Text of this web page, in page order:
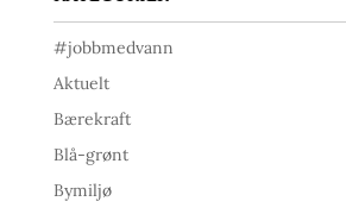
#jobbmedvann
Aktuelt
Bærekraft
Blå-grønt
Bymiljø